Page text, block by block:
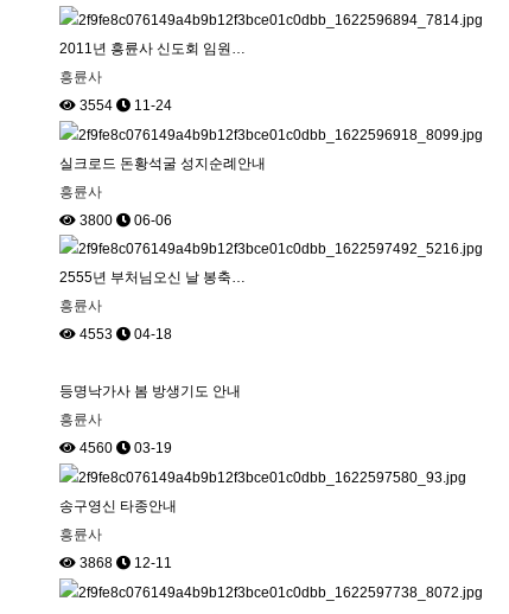
2011년 흥륜사 신도회 임원…
흥륜사
3554
11-24
실크로드 돈황석굴 성지순례안내
흥륜사
3800
06-06
2555년 부처님오신 날 봉축…
흥륜사
4553
04-18
등명낙가사 봄 방생기도 안내
흥륜사
4560
03-19
송구영신 타종안내
흥륜사
3868
12-11